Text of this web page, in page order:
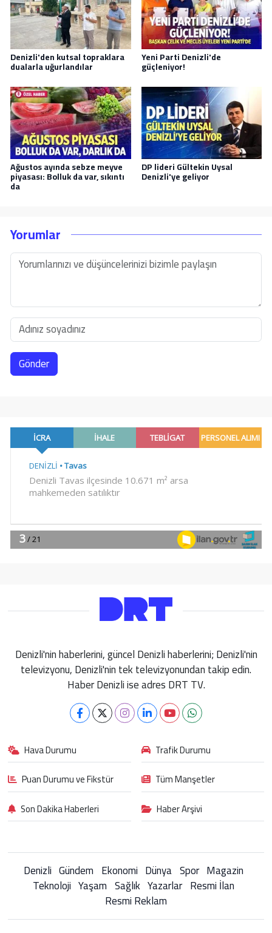
Denizli'den kutsal topraklara
dualarla uğurlandılar
Yeni Parti Denizli'de
güçleniyor!
Ağustos ayında sebze meyve
piyasası: Bolluk da var, sıkıntı
da
DP lideri Gültekin Uysal
Denizli'ye geliyor
Yorumlar
Gönder
Denizli'nin haberlerini, güncel Denizli haberlerini; Denizli'nin
televizyonu, Denizli'nin tek televizyonundan takip edin.
Haber Denizli ise adres DRT TV.
Hava Durumu
Trafik Durumu
Puan Durumu ve Fikstür
Tüm Manşetler
Son Dakika Haberleri
Haber Arşivi
Denizli Gündem Ekonomi Dünya Spor Magazin
Teknoloji Yaşam Sağlık Yazarlar Resmi İlan
Resmi Reklam